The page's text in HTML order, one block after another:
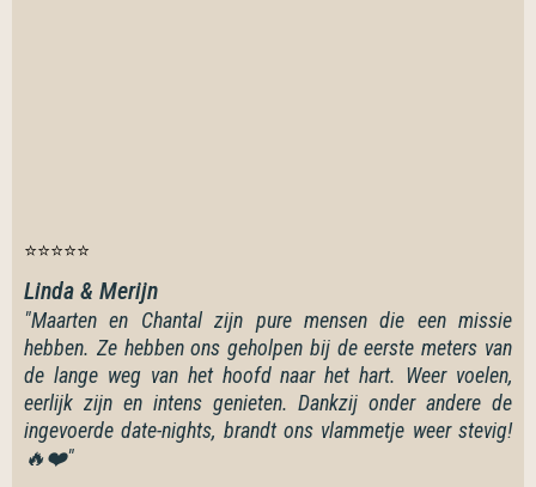
⭐⭐⭐⭐⭐
Linda & Merijn
"Maarten en Chantal zijn pure mensen die een missie
hebben. Ze hebben ons geholpen bij de eerste meters van
de lange weg van het hoofd naar het hart. Weer voelen,
eerlijk zijn en intens genieten. Dankzij onder andere de
ingevoerde date-nights, brandt ons vlammetje weer stevig!
🔥❤️"